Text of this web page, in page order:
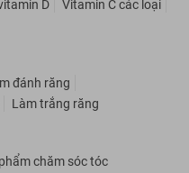
D
Vitamin C các loại
đánh răng
Làm trắng răng
chăm sóc tóc